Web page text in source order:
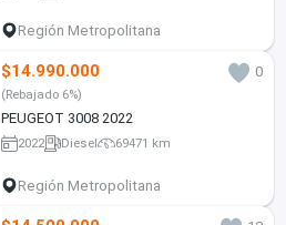
Región Metropolitana
$14.990.000 0
(Rebajado 6%)
PEUGEOT 3008 2022
2022 Diesel 69471 km
Región Metropolitana